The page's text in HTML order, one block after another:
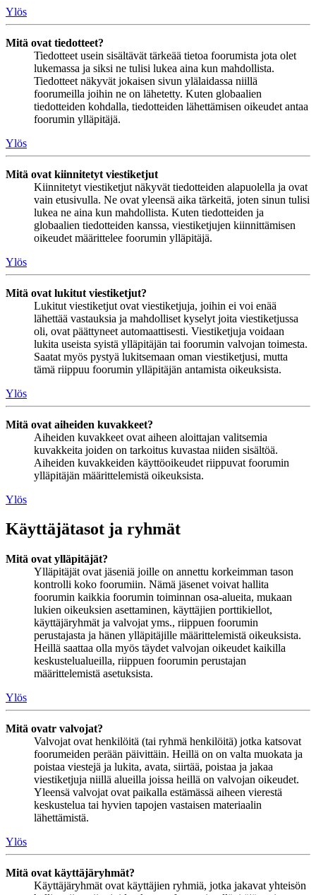
Ylös
Mitä ovat tiedotteet?
Tiedotteet usein sisältävät tärkeää tietoa foorumista jota olet
lukemassa ja siksi ne tulisi lukea aina kun mahdollista.
Tiedotteet näkyvät jokaisen sivun ylälaidassa niillä
foorumeilla joihin ne on lähetetty. Kuten globaalien
tiedotteiden kohdalla, tiedotteiden lähettämisen oikeudet antaa
foorumin ylläpitäjä.
Ylös
Mitä ovat kiinnitetyt viestiketjut
Kiinnitetyt viestiketjut näkyvät tiedotteiden alapuolella ja ovat
vain etusivulla. Ne ovat yleensä aika tärkeitä, joten sinun tulisi
lukea ne aina kun mahdollista. Kuten tiedotteiden ja
globaalien tiedotteiden kanssa, viestiketjujen kiinnittämisen
oikeudet määrittelee foorumin ylläpitäjä.
Ylös
Mitä ovat lukitut viestiketjut?
Lukitut viestiketjut ovat viestiketjuja, joihin ei voi enää
lähettää vastauksia ja mahdolliset kyselyt joita viestiketjussa
oli, ovat päättyneet automaattisesti. Viestiketjuja voidaan
lukita useista syistä ylläpitäjän tai foorumin valvojan toimesta.
Saatat myös pystyä lukitsemaan oman viestiketjusi, mutta
tämä riippuu foorumin ylläpitäjän antamista oikeuksista.
Ylös
Mitä ovat aiheiden kuvakkeet?
Aiheiden kuvakkeet ovat aiheen aloittajan valitsemia
kuvakkeita joiden on tarkoitus kuvastaa niiden sisältöä.
Aiheiden kuvakkeiden käyttöoikeudet riippuvat foorumin
ylläpitäjän määrittelemistä oikeuksista.
Ylös
Käyttäjätasot ja ryhmät
Mitä ovat ylläpitäjät?
Ylläpitäjät ovat jäseniä joille on annettu korkeimman tason
kontrolli koko foorumiin. Nämä jäsenet voivat hallita
foorumin kaikkia foorumin toiminnan osa-alueita, mukaan
lukien oikeuksien asettaminen, käyttäjien porttikiellot,
käyttäjäryhmät ja valvojat yms., riippuen foorumin
perustajasta ja hänen ylläpitäjille määrittelemistä oikeuksista.
Heillä saattaa olla myös täydet valvojan oikeudet kaikilla
keskustelualueilla, riippuen foorumin perustajan
määrittelemistä asetuksista.
Ylös
Mitä ovatr valvojat?
Valvojat ovat henkilöitä (tai ryhmä henkilöitä) jotka katsovat
foorumeiden perään päivittäin. Heillä on on valta muokata ja
poistaa viestejä ja lukita, avata, siirtää, poistaa ja jakaa
viestiketjuja niillä alueilla joissa heillä on valvojan oikeudet.
Yleensä valvojat ovat paikalla estämässä aiheen vierestä
keskustelua tai hyvien tapojen vastaisen materiaalin
lähettämistä.
Ylös
Mitä ovat käyttäjäryhmät?
Käyttäjäryhmät ovat käyttäjien ryhmiä, jotka jakavat yhteisön